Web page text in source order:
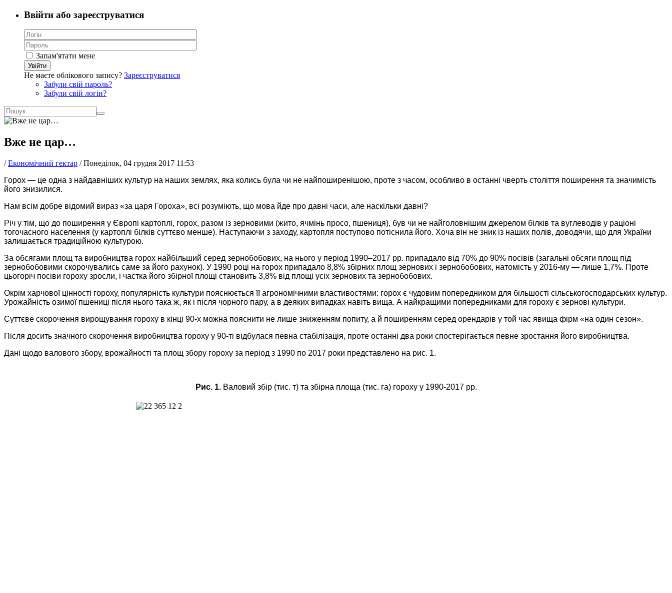
Ввійти або зареєструватися
Запам'ятати мене
Увійти
Не маєте облікового запису? Зареєструватися
Забули свій пароль?
Забули свій логін?
Вже не цар…
/ Економічний гектар /Понеділок, 04 грудня 2017 11:53
Горох — це одна з найдавніших культур на наших землях, яка колись була чи не найпоширенішою, проте з часом, особливо в останні чверть століття поширення та значимість
його знизилися.
Нам всім добре відомий вираз «за царя Гороха», всі розуміють, що мова йде про давні часи, але наскільки давні?
Річ у тім, що до поширення у Європі картоплі, горох, разом із зерновими (жито, ячмінь просо, пшениця), був чи не найголовнішим джерелом білків та вуглеводів у раціоні
тогочасного населення (у картоплі білків суттєво менше). Наступаючи з заходу, картопля поступово потіснила його. Хоча він не зник із наших полів, доводячи, що для України
залишається традиційною культурою.
За обсягами площ та виробництва горох найбільший серед зернобобових, на нього у період 1990–2017 рр. припадало від 70% до 90% посівів (загальні обсяги площ під
зернобобовими скорочувались саме за його рахунок). У 1990 році на горох припадало 8,8% збірних площ зернових і зернобобових, натомість у 2016-му — лише 1,7%. Проте
цьогоріч посіви гороху зросли, і частка його збірної площі становить 3,8% від площі усіх зернових та зернобобових.
Окрім харчової цінності гороху, популярність культури пояснюється її агрономічними властивостями: горох є чудовим попередником для більшості сільськогосподарських культур.
Урожайність озимої пшениці після нього така ж, як і після чорного пару, а в деяких випадках навіть вища. А найкращими попередниками для гороху є зернові культури.
Суттєве скорочення вирощування гороху в кінці 90-х можна пояснити не лише зниженням попиту, а й поширенням серед орендарів у той час явища фірм «на один сезон».
Після досить значного скорочення виробництва гороху у 90-ті відбулася певна стабілізація, проте останні два роки спостерігається певне зростання його виробництва.
Дані щодо валового збору, врожайності та площ збору гороху за період з 1990 по 2017 роки представлено на рис. 1.
Рис. 1.Валовий збір (тис. т) та збірна площа (тис. га) гороху у 1990-2017 рр.